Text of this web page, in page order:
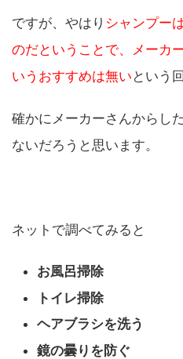
ですが、やはり シャンプー
のだということで、メーカ
いうおすすめは無い という
確かにメーカーさんからし
ないだろうと思います。
ネットで調べてみると
お風呂掃除
トイレ掃除
ヘアブラシを洗う
鏡の曇りを防ぐ